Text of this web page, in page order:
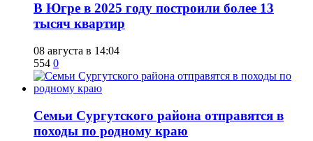
​В Югре в 2025 году построили более 13
тысяч квартир
08 августа в 14:04
554 0
​Семьи Сургутского района отправятся в
походы по родному краю